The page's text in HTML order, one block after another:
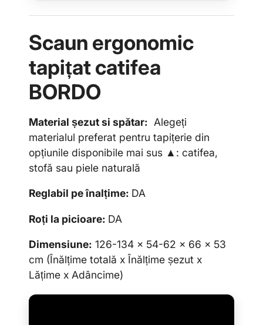
Scaun ergonomic
tapițatcatifea
BORDO
Material șezut si spătar: Alegeți
materialul preferat pentru tapițerie din
opțiunile disponibile mai sus ▲: catifea,
stofă sau piele naturală
Reglabil peînalțime: DA
Roți la picioare: DA
Dimensiune: 126-134 x 54-62 x 66 x 53
cm (Înălțime totală x Înălțime șezut x
Lățime x Adâncime)